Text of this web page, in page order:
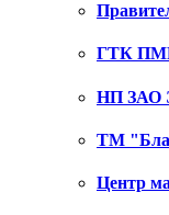
ГТК
НП ЗАО
ТМ
Центр